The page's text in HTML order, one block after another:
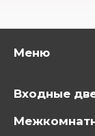
Меню
Входные